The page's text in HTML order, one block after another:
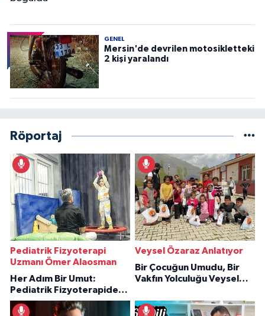
GENEL
Mersin'de devrilen motosikletteki
2 kişi yaralandı
Röportaj
Pediatrik Fizyoterapi
Uzmanı Ömer Alaosman
Her Adım Bir Umut:
Pediatrik Fizyoterapiden
İlham Veren Hikâyeler
Veysel Özaraz Anlatıyor
Bir Çocuğun Umudu, Bir
Vakfın Yolculuğu Veysel